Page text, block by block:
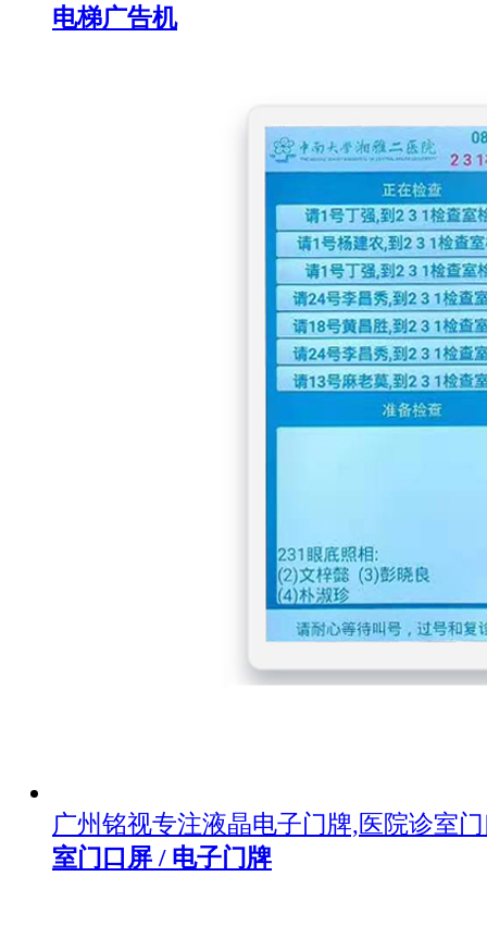
电梯广告机
广州铭视专注液晶电子门牌,医院诊室
室门口屏 / 电子门牌